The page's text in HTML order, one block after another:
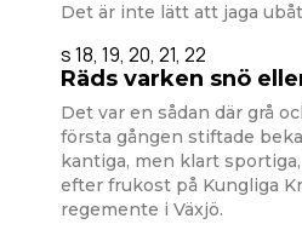
Det är inte lätt att jaga
s 18, 19, 20, 21, 22
Räds varken snö
Det var en sådan där grå
första gången stiftade
kantiga, men klart
efter frukost på Kungliga
regemente i Växjö.